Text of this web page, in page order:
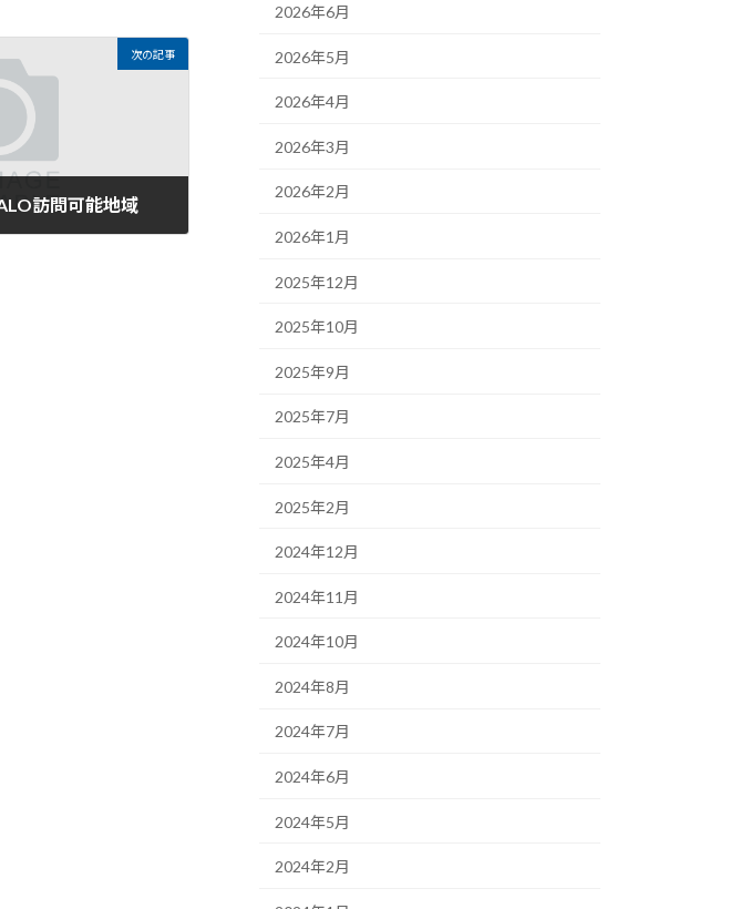
次の記事
訪問可能地域
2026年6月
2026年5月
2026年4月
2026年3月
2026年2月
2026年1月
2025年12月
2025年10月
2025年9月
2025年7月
2025年4月
2025年2月
2024年12月
2024年11月
2024年10月
2024年8月
2024年7月
2024年6月
2024年5月
2024年2月